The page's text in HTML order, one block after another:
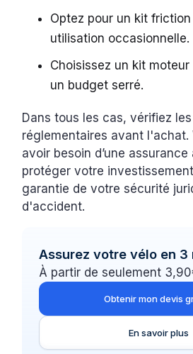
Optez pour un kit
utilisation occasionnelle.
Choisissez un kit
un budget serré.
Dans tous les cas, vérifiez
réglementaires avant l'achat.
avoir besoin d’une
protéger votre
garantie de votre sécurité
d'accident.
Assurez votre vélo en 3
À partir de seulement
Obtenir mon devis
En savoir plus